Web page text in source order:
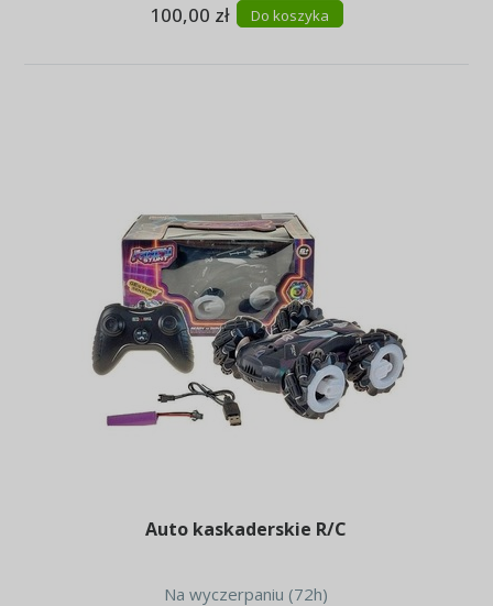
100,00 zł Do koszyka
Auto kaskaderskie R/C
Na wyczerpaniu (72h)